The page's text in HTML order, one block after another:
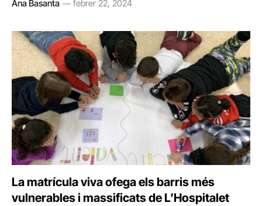
Ana Basanta febrer 22, 2024
La matrícula viva ofega els barris més
vulnerables i massificats de L’Hospitalet